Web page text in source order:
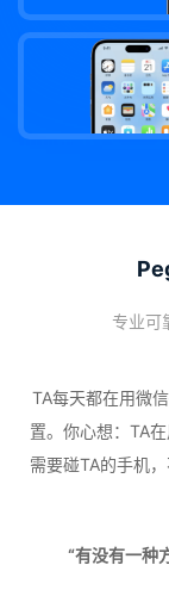
专业可
TA每天都在用微
置。你心想：TA
需要碰TA的手机
“有没有一种